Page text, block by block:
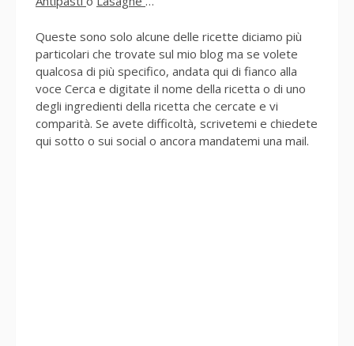
Queste sono solo alcune delle ricette diciamo più
particolari che trovate sul mio blog ma se volete
qualcosa di più specifico, andata qui di fianco alla
voce Cerca e digitate il nome della ricetta o di uno
degli ingredienti della ricetta che cercate e vi
comparità. Se avete difficoltà, scrivetemi e chiedete
qui sotto o sui social o ancora mandatemi una mail.